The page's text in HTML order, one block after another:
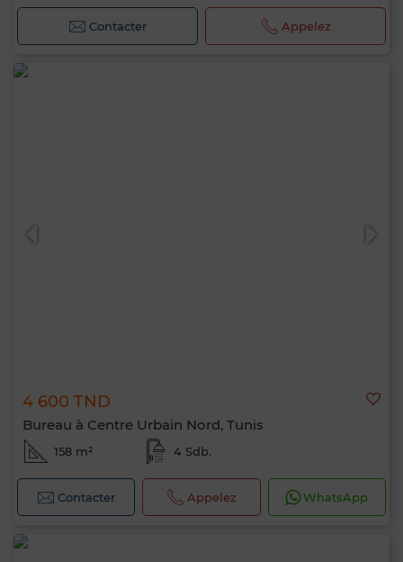
Contacter Appelez
4 600 TND
Bureau à Centre Urbain Nord, Tunis
158 m² 4 Sdb.
Contacter Appelez WhatsApp